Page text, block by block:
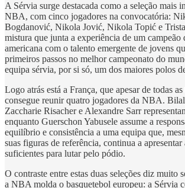
A Sérvia surge destacada como a seleção mais
NBA, com cinco jogadores na convocatória:
Bogdanović, Nikola Jović, Nikola Topić e
mistura que junta a experiência de um campeão
americana com o talento emergente de jovens
primeiros passos no melhor campeonato do
equipa sérvia, por si só, um dos maiores polos
Logo atrás está a França, que apesar de todas
consegue reunir quatro jogadores da NBA.
Zaccharie Risacher e Alexandre Sarr
enquanto Guerschon Yabusele assume a
equilíbrio e consistência a uma equipa que,
suas figuras de referência, continua a apresentar
suficientes para lutar pelo pódio.
O contraste entre estas duas seleções diz muito
a NBA molda o basquetebol europeu: a Sérvia